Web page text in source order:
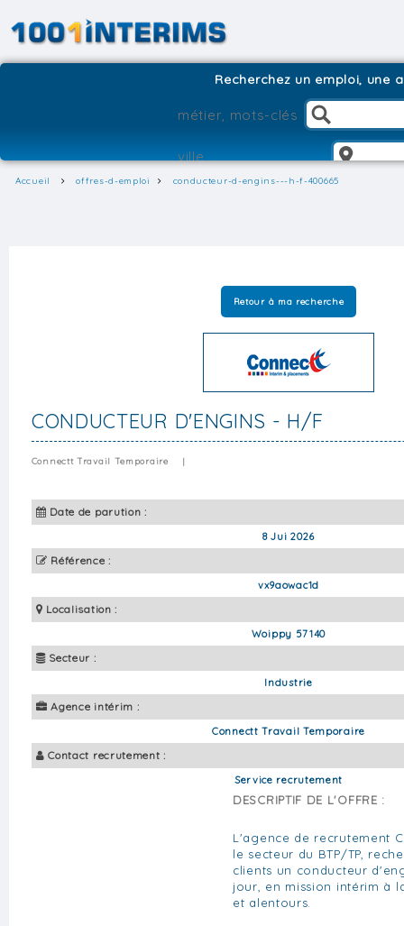
Recherchez un emploi, une
Accueil offres-d-emploi conducteur-d-engins---h-f-400665
Retour à ma recherche
CONDUCTEUR D'ENGINS - H/F
Connectt Travail Temporaire |
Date de parution :
8 Jui 2026
Référence :
vx9aowac1d
Localisation :
Woippy 57140
Secteur :
Industrie
Agence intérim :
Connectt Travail Temporaire
Contact recrutement :
Service recrutement
DESCRIPTIF DE L'OFFRE :
L'agence de recrutement
le secteur du BTP/TP,
clients un conducteur
jour, en mission intérim à
et alentours.